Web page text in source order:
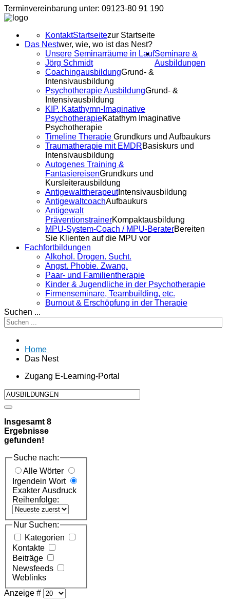
Terminvereinbarung unter: 09123-80 91 190
Startseitezur Startseite
Kontakt
Das Nestwer, wie, wo ist das Nest?
Unsere Seminarräume in Lauf
Jörg Schmidt
Seminare &
Ausbildungen
CoachingausbildungGrund- &
Intensivausbildung
Psychotherapie AusbildungGrund- &
Intensivausbildung
KIP. Katathymn-Imaginative
PsychotherapieKatathym Imaginative
Psychotherapie
Timeline Therapie Grundkurs und Aufbaukurs
Traumatherapie mit EMDRBasiskurs und
Intensivausbildung
Autogenes Training &
FantasiereisenGrundkurs und
Kursleiterausbildung
AntigewalttherapeutIntensivausbildung
AntigewaltcoachAufbaukurs
Antigewalt
PräventionstrainerKompaktausbildung
MPU-System-Coach / MPU-BeraterBereiten
Sie Klienten auf die MPU vor
Fachfortbildungen
Alkohol. Drogen. Sucht.
Angst. Phobie. Zwang.
Paar- und Familientherapie
Kinder & Jugendliche in der Psychotherapie
Firmenseminare, Teambuilding, etc.
Burnout & Erschöpfung in der Therapie
Suchen ...
Home
Das Nest
Zugang E-Learning-Portal
Insgesamt 8
Ergebnisse
gefunden!
Suche nach:
Alle Wörter
Irgendein Wort
Exakter Ausdruck
Reihenfolge:
Nur Suchen:
Kategorien
Kontakte
Beiträge
Newsfeeds
Weblinks
Anzeige #